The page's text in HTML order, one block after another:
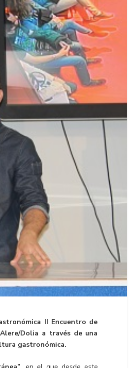
II Encuentro de
Dolia a través de una
gastronómica.